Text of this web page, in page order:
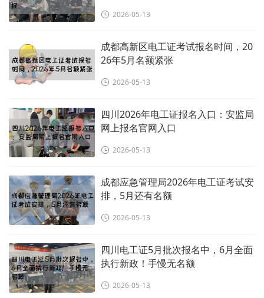
2026-05-13
成都高新区电工证考试报名时间，20
26年5月名额紧张
2026-05-13
四川2026年电工证报名入口：安监局
网上报名官网入口
2026-05-13
成都应急管理局2026年电工证考试安
排，5月还有名额
2026-05-13
四川电工证5月批次报名中，6月全面
执行新政！手慢无名额
2026-05-13